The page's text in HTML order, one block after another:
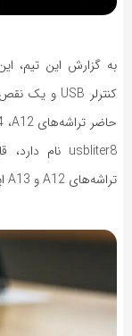
به گزارش این تیم،
کنترلر USB و یک نقص
حاضر تراشه‌هایA12،
usbliter8 نام دارد،
تراشه‌های A12و A13